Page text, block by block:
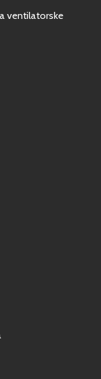
ventilatorske